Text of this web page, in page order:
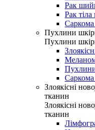
Рак
Рак тіла
Пухлини
Пухлини
Злоякісні
тканин
Злоякісні
тканин